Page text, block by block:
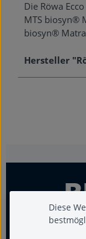
Die Röwa
MTS biosyn®
biosyn®
Hersteller
Diese